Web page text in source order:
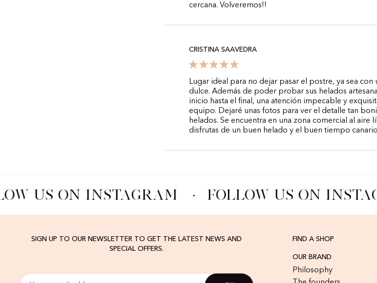
cercana. Volveremos!!
CRISTINA SAAVEDRA
Lugar ideal para no dejar pasar el postre, ya sea con
dulce. Además de poder probar sus helados
inicio hasta el final, una atención impecable y
equipo. Dejaré unas fotos para ver el detalle tan
helados. Se encuentra en una zona comercial al aire
disfrutas de un buen helado y el buen tiempo
US ON INSTAGRAM FOLLOW US ON
SIGN UP TO OUR NEWSLETTER TO GET THE LATEST NEWS AND
SPECIAL OFFERS.
FIND A SHOP
OUR BRAND
Philosophy